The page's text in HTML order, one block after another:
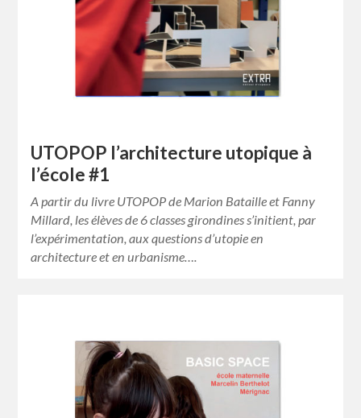
UTOPOP l’architecture utopique à
l’école #1
A partir du livre UTOPOP de Marion Bataille et Fanny
Millard, les élèves de 6 classes girondines s’initient, par
l’expérimentation, aux questions d’utopie en
architecture et en urbanisme….